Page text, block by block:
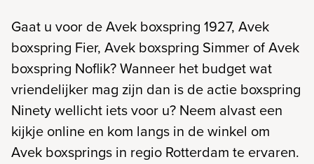
Gaat u voor de Avek boxspring 1927, Avek
boxspring Fier, Avek boxspring Simmer of Avek
boxspring Noflik? Wanneer het budget wat
vriendelijker mag zijn dan is de actie boxspring
Ninety wellicht iets voor u? Neem alvast een
kijkje online en kom langs in de winkel om
Avek boxsprings in regio Rotterdam te ervaren.